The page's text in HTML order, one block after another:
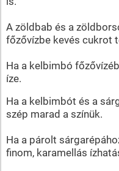
A zöldbab és a
főzővízbe kevés cukrot
Ha a kelbimbó
íze.
Ha a kelbimbót és a
szép marad a színük.
Ha a párolt
finom, karamellás